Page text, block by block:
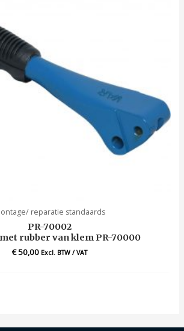
reparatie standaards
PR-70002
rubber van klem PR-70000
€50,00 Excl. BTW / VAT